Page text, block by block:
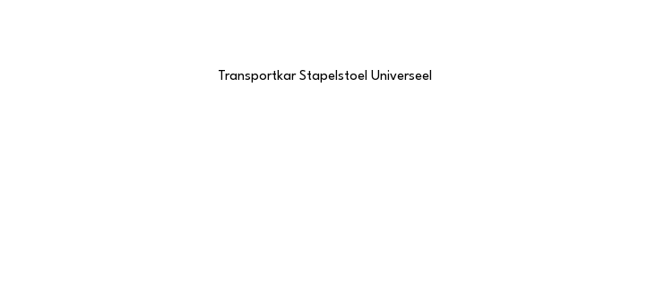
Transportkar Stapelstoel Universeel